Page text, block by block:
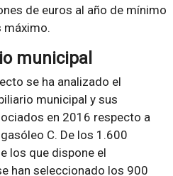
de euros al año de mínimo
máximo.
municipal
se ha analizado el
municipal y sus
en 2016 respecto a
C. De los 1.600
los que dispone el
han seleccionado los 900